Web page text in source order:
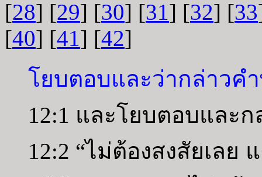
[28] [29] [30] [31] [32] [33
[40] [41] [42]
โยบตอบและว่ากล่าวค
12:1 และโยบตอบและก
12:2 “ไม่ต้องสงสัยเล